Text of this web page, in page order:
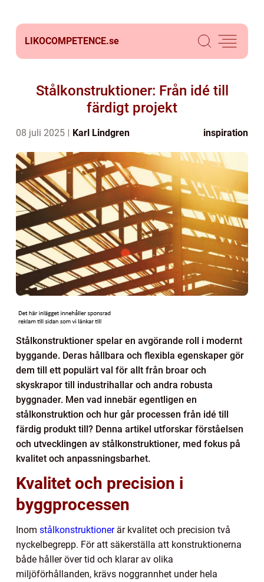
LIKOCOMPETENCE.se
Stålkonstruktioner: Från idé till
färdigt projekt
08 juli 2025 Karl Lindgren inspiration
Stålkonstruktioner spelar en avgörande roll i modernt
byggande. Deras hållbara och flexibla egenskaper gör
dem till ett populärt val för allt från broar och
skyskrapor till industrihallar och andra robusta
byggnader. Men vad innebär egentligen en
stålkonstruktion och hur går processen från idé till
färdig produkt till? Denna artikel utforskar förståelsen
och utvecklingen av stålkonstruktioner, med fokus på
kvalitet och anpassningsbarhet.
Kvalitet och precision i
byggprocessen
Inom stålkonstruktionerär kvalitet och precision två
nyckelbegrepp. För att säkerställa att konstruktionerna
både håller över tid och klarar av olika
miljöförhållanden, krävs noggrannhet under hela